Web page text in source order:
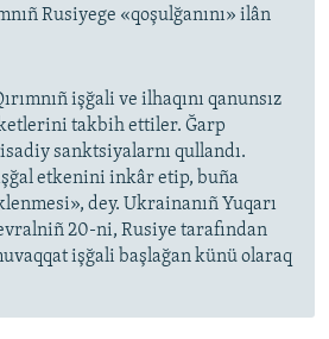
Rusiyege «qoşulğanını» ilân
işğali ve ilhaqını qanunsız
takbih ettiler. Ğarp
sanktsiyalarnı qullandı.
etkenini inkâr etip, buña
dey. Ukrainanıñ Yuqarı
20-ni, Rusiye tarafından
işğali başlağan künü olaraq